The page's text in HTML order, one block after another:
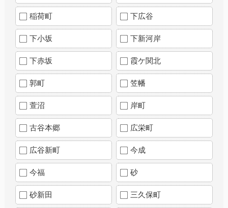
稲荷町 下広谷
下小坂 下新河岸
下赤坂 霞ケ関北
郭町 笠幡
萱沼 岸町
古谷本郷 広栄町
広谷新町 今成
今福 砂
砂新田 三久保町